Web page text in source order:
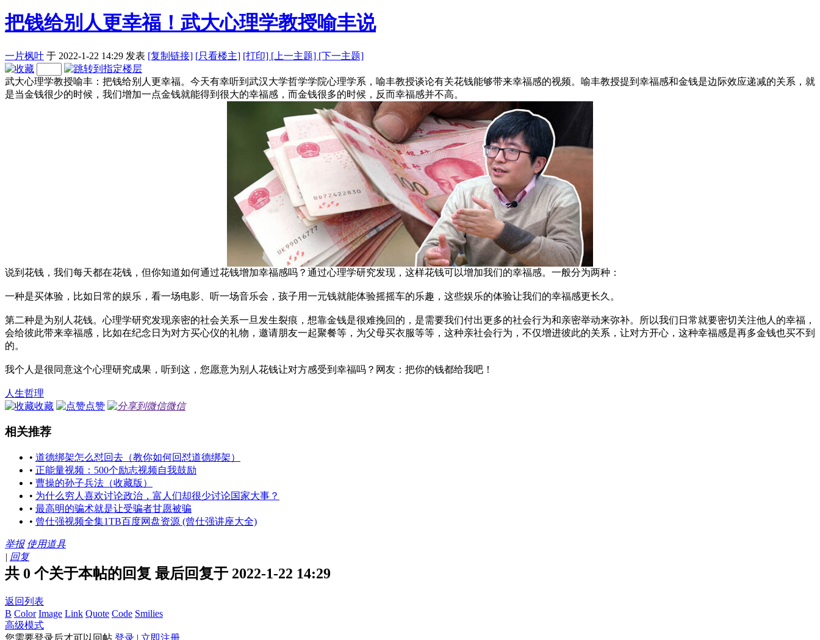
把钱给别人更幸福！武大心理学教授喻丰说
一片枫叶 于 2022-1-22 14:29 发表 [复制链接] [只看楼主] [打印] [上一主题] [下一主题]
武大心理学教授喻丰：把钱给别人更幸福。今天有幸听到武汉大学哲学学院心理学系，喻丰教授谈论有关花钱能够带来幸福感的视频。喻丰教授提到幸福感和金钱是边际效应递减的关系，就
是当金钱很少的时候，我们增加一点金钱就能得到很大的幸福感，而金钱很多的时候，反而幸福感并不高。
说到花钱，我们每天都在花钱，但你知道如何通过花钱增加幸福感吗？通过心理学研究发现，这样花钱可以增加我们的幸福感。一般分为两种：
一种是买体验，比如日常的娱乐，看一场电影、听一场音乐会，孩子用一元钱就能体验摇摇车的乐趣，这些娱乐的体验让我们的幸福感更长久。
第二种是为别人花钱。心理学研究发现亲密的社会关系一旦发生裂痕，想靠金钱是很难挽回的，是需要我们付出更多的社会行为和亲密举动来弥补。所以我们日常就要密切关注他人的幸福，
会给彼此带来幸福感，比如在纪念日为对方买心仪的礼物，邀请朋友一起聚餐等，为父母买衣服等等，这种亲社会行为，不仅增进彼此的关系，让对方开心，这种幸福感是再多金钱也买不到
的。
我个人是很同意这个心理研究成果，听到这，您愿意为别人花钱让对方感受到幸福吗？网友：把你的钱都给我吧！
人生哲理
收藏
点赞 微信
相关推荐
• 道德绑架怎么怼回去（教你如何回怼道德绑架）
• 正能量视频：500个励志视频自我鼓励
• 曹操的孙子兵法（收藏版）
• 为什么穷人喜欢讨论政治，富人们却很少讨论国家大事？
• 最高明的骗术就是让受骗者甘愿被骗
• 曾仕强视频全集1TB百度网盘资源 (曾仕强讲座大全)
举报 使用道具
| 回复
共 0 个关于本帖的回复 最后回复于 2022-1-22 14:29
返回列表
B Color Image Link Quote Code Smilies
高级模式
您需要登录后才可以回帖 登录 | 立即注册